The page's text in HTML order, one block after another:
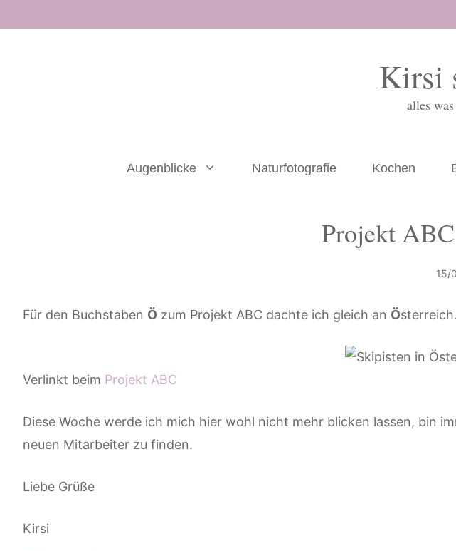
Inhalt
Kirsi
alles
Augenblicke Naturfotografie Kochen
Projekt
15/
Für den Buchstaben Ö zum Projekt ABC dachte ich gleich an Ö
Verlinkt beim Projekt ABC
Diese Woche werde ich mich hier wohl nicht mehr blicken lassen, bin
neuen Mitarbeiter zu finden.
Liebe Grüße
Kirsi